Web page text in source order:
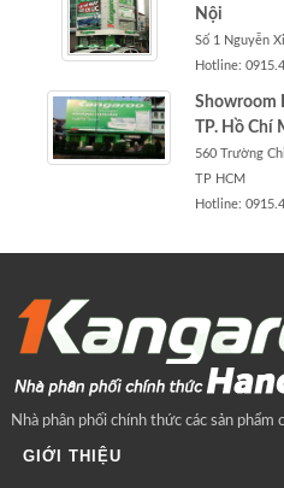
Nội
Số 1 Nguyễn
Hotline:
Showroom
TP. Hồ Chí
560 Trường
TP HCM
Hotline:
Nhà phân phối chính thức các sản phẩm
GIỚI THIỆU